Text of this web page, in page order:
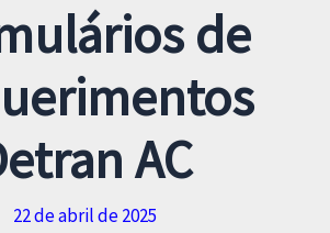
de
AC
22 de abril de 2025